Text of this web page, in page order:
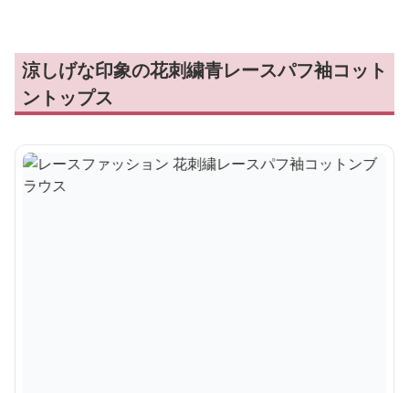
涼しげな印象の花刺繍青レースパフ袖コット
ントップス